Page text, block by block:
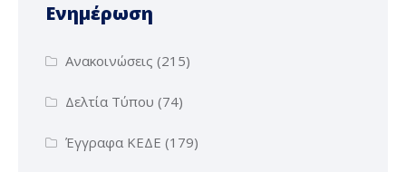
Ενημέρωση
Ανακοινώσεις (215)
Δελτία Τύπου (74)
Έγγραφα ΚΕΔΕ (179)